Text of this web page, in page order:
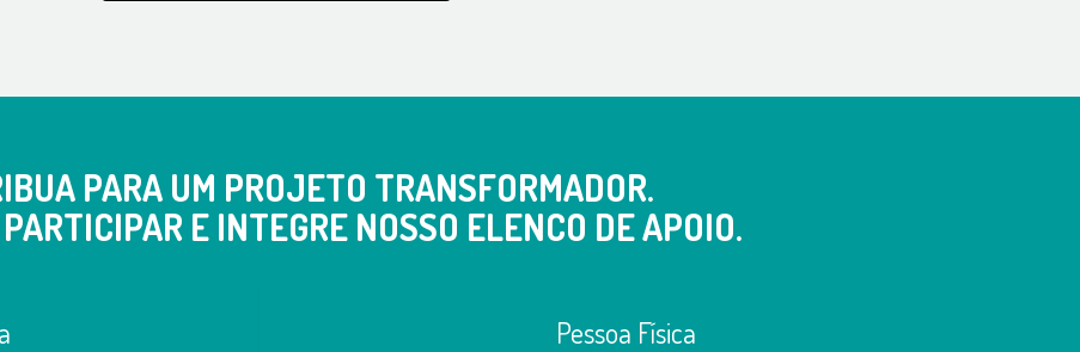
PARA UM PROJETO TRANSFORMADOR.
E INTEGRE NOSSO ELENCO DE APOIO.
Pessoa Física